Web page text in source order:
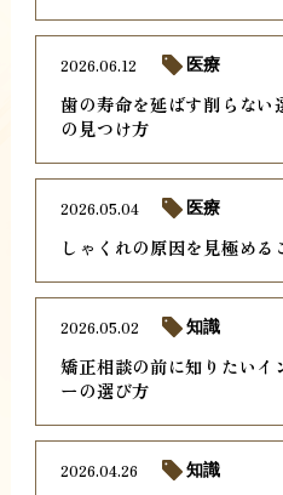
歯の寿命を延ばす削らない
の見つけ方
2026.06.12 医療
しゃくれの原因を見極め
2026.05.04 医療
矯正相談の前に知りたいイ
ーの選び方
2026.05.02 知識
2026.04.26 知識